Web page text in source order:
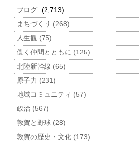
ブログ (2,713)
まちづくり (268)
人生観 (75)
働く仲間とともに (125)
北陸新幹線 (65)
原子力 (231)
地域コミュニティ (57)
政治 (567)
敦賀と野球 (28)
敦賀の歴史・文化 (173)